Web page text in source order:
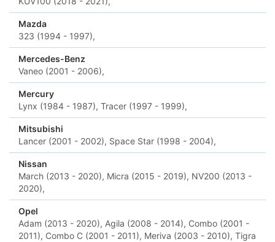
Mazda
323 (1994 - 1997),
Mercedes-Benz
Vaneo (2001 - 2006),
Mercury
Lynx (1984 - 1987), Tracer (1997 - 1999),
Mitsubishi
Lancer (2001 - 2002), Space Star (1998 - 2004),
Nissan
March (2013 - 2020), Micra (2015 - 2019), NV200 (2013 -
2020),
Opel
Adam (2013 - 2020), Agila (2008 - 2014), Combo (2001 -
2011), Combo C (2001 - 2011), Meriva (2003 - 2010), Tigra